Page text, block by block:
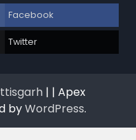
Facebook
Twitter
| | Apex
byWordPress.